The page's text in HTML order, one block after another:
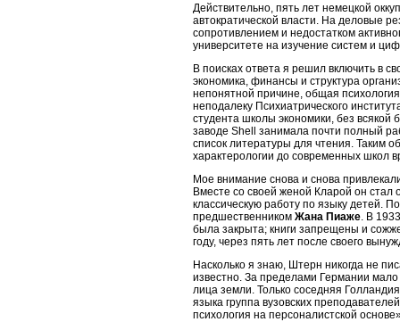
Действительно, пять лет немецкой
автократической власти. На деловые
сопротивлением и недостатком
университете на изучение систем и
В поисках ответа я решил включить в
экономика, финансы и структура
непонятной причине, общая
неподалеку Психиатрического
студента школы экономики, без
заводе Shell занимала почти полный
список литературы для чтения. Таким
характерологии до современных школ
Мое внимание снова и снова
Вместе со своей женой Кларой он стал
классическую работу по языку детей.
предшественником Жана Пиаже . В
была закрыта; книги запрещены и
году, через пять лет после своего
Насколько я знаю, Штерн никогда не
известно. За пределами Германии
лица земли. Только соседняя
языка группа вузовских
психология на персоналистской